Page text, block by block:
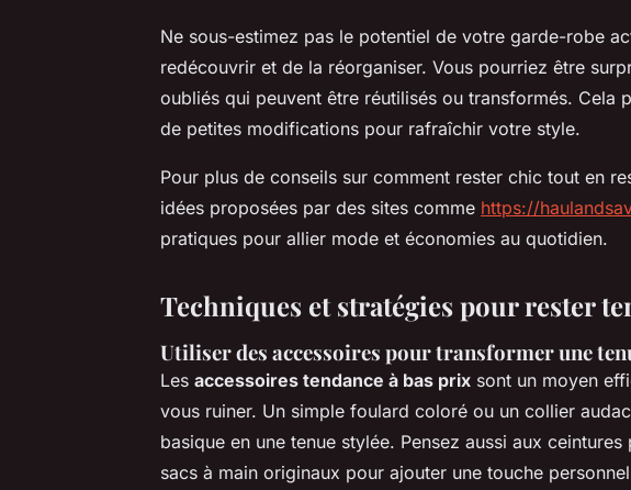
Ne sous-estimez pas le potentiel de votre garde-robe
redécouvrir et de la réorganiser. Vous pourriez être
oubliés qui peuvent être réutilisés ou transformés. Cela
de petites modifications pour rafraîchir votre style.
Pour plus de conseils sur comment rester chic tout en
idées proposées par des sites comme https://
pratiques pour allier mode et économies au quotidien.
Techniques et stratégies pour rester
Utiliser des accessoires pour transformer une
Les accessoires tendance à bas prix sont un moyen
vous ruiner. Un simple foulard coloré ou un collier
basique en une tenue stylée. Pensez aussi aux
sacs à main originaux pour ajouter une touche